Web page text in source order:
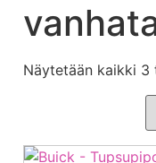
Näytetään kaikki 3